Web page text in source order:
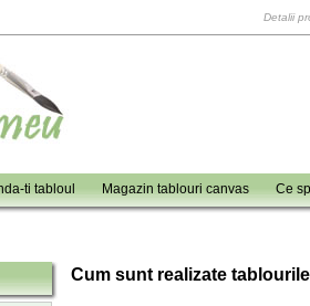
Detalii
ti tabloul Magazin tablouri canvas Ce
Cum sunt realizate